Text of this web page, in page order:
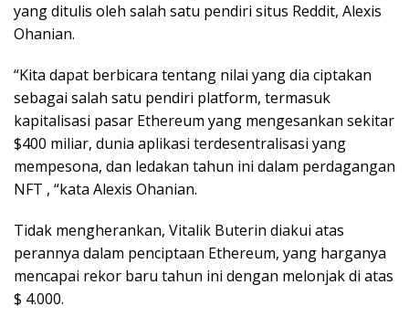
yang ditulis oleh salah satu pendiri situs Reddit, Alexis
Ohanian.
“Kita dapat berbicara tentang nilai yang dia ciptakan
sebagai salah satu pendiri platform, termasuk
kapitalisasi pasar Ethereum yang mengesankan sekitar
$400 miliar, dunia aplikasi terdesentralisasi yang
mempesona, dan ledakan tahun ini dalam perdagangan
NFT , “kata Alexis Ohanian.
Tidak mengherankan, Vitalik Buterin diakui atas
perannya dalam penciptaan Ethereum, yang harganya
mencapai rekor baru tahun ini dengan melonjak di atas
$ 4.000.